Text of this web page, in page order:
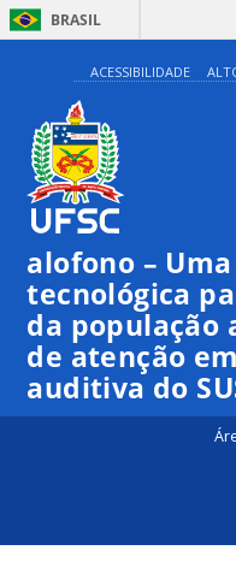
BRASIL
ACESSIBILIDADE
alofono –
tecnológica
da população
de atenção
auditiva do